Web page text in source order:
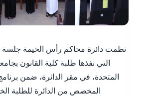
نظمت دائرة محاكم رأس الخيمة جلسة
التي نفذها طلبة كلية القانون
المتحدة، في مقر الدائرة، ضمن
المخصص من الدائرة للطلبة